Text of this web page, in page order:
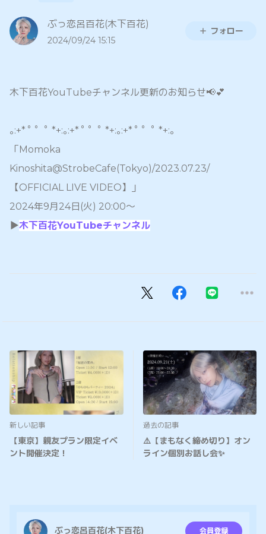
ぶっ恋呂百花(木下百花)
2024/09/24 15:15
フォロー
木下百花YouTubeチャンネル更新のお知らせ📢💕
｡:+* ﾟ ゜ﾟ *+:｡:+* ﾟ ゜ﾟ *+:｡:+* ﾟ ゜ﾟ *+:｡
「Momoka
Kinoshita@StrobeCafe(Tokyo)/2023.07.23/
【OFFICIAL LIVE VIDEO】」
2024年9月24日(火) 20:00〜
▶️木下百花YouTubeチャンネル
新しい記事
【東京】親友プラン限定イベ
ント開催決定！
過去の記事
⚠️【まもなく締め切り】オン
ライン個別お話し会✨
ぶっ恋呂百花(木下百花) 会員登録